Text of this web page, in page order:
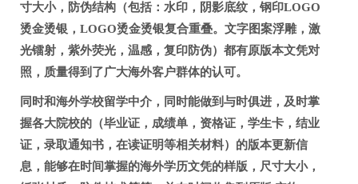
寸大小，防伪结构（包括：水印，阴影底纹，钢印LOGO
烫金烫银，LOGO烫金烫银复合重叠。文字图案浮雕，激
光镭射，紫外荧光，温感，复印防伪）都有原版本文凭对
照，质量得到了广大海外客户群体的认可。
同时和海外学校留学中介，同时能做到与时俱进，及时掌
握各大院校的（毕业证，成绩单，资格证，学生卡，结业
证，录取通知书，在读证明等相关材料）的版本更新信
息，能够在时间掌握的海外学历文凭的样版，尺寸大小，